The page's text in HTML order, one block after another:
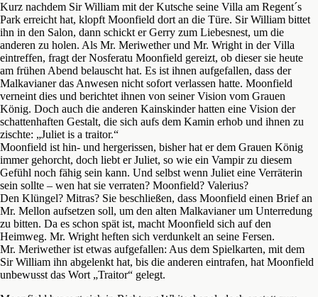
Kurz nachdem Sir William mit der Kutsche seine Villa am Regent´s
Park erreicht hat, klopft Moonfield dort an die Türe. Sir William bittet
ihn in den Salon, dann schickt er Gerry zum Liebesnest, um die
anderen zu holen. Als Mr. Meriwether und Mr. Wright in der Villa
eintreffen, fragt der Nosferatu Moonfield gereizt, ob dieser sie heute
am frühen Abend belauscht hat. Es ist ihnen aufgefallen, dass der
Malkavianer das Anwesen nicht sofort verlassen hatte. Moonfield
verneint dies und berichtet ihnen von seiner Vision vom Grauen
König. Doch auch die anderen Kainskinder hatten eine Vision der
schattenhaften Gestalt, die sich aufs dem Kamin erhob und ihnen zu
zischte: „Juliet is a traitor.“
Moonfield ist hin- und hergerissen, bisher hat er dem Grauen König
immer gehorcht, doch liebt er Juliet, so wie ein Vampir zu diesem
Gefühl noch fähig sein kann. Und selbst wenn Juliet eine Verräterin
sein sollte – wen hat sie verraten? Moonfield? Valerius?
Den Klüngel? Mitras? Sie beschließen, dass Moonfield einen Brief an
Mr. Mellon aufsetzen soll, um den alten Malkavianer um Unterredung
zu bitten. Da es schon spät ist, macht Moonfield sich auf den
Heimweg. Mr. Wright heften sich verdunkelt an seine Fersen.
Mr. Meriwether ist etwas aufgefallen: Aus dem Spielkarten, mit dem
Sir William ihn abgelenkt hat, bis die anderen eintrafen, hat Moonfield
unbewusst das Wort „Traitor“ gelegt.